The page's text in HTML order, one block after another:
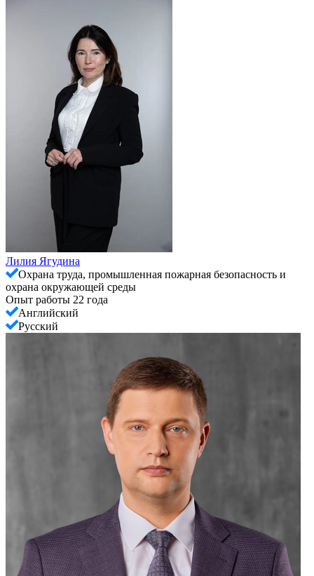
Лилия Ягудина
Охрана труда, промышленная пожарная безопасность и
охрана окружающей среды
Опыт работы 22 года
Английский
Русский